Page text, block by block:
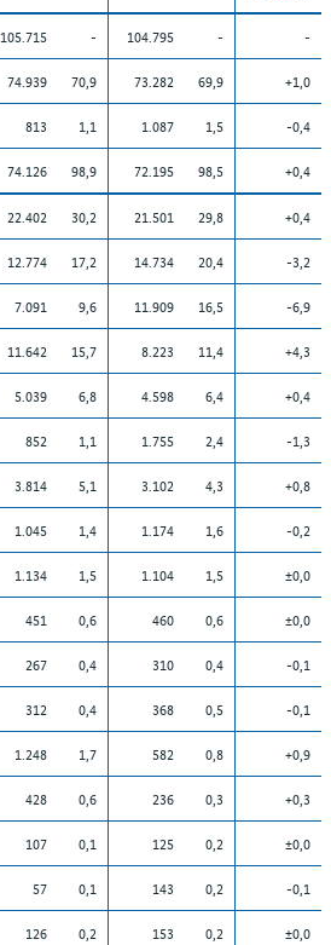
105.715 - 104.795 - -
74.939 70,9 73.282 69,9 +1,0
813 1,1 1.087 1,5 -0,4
74.126 98,9 72.195 98,5 +0,4
22.402 30,2 21.501 29,8 +0,4
12.774 17,2 14.734 20,4 -3,2
7.091 9,6 11.909 16,5 -6,9
11.642 15,7 8.223 11,4 +4,3
5.039 6,8 4.598 6,4 +0,4
852 1,1 1.755 2,4 -1,3
3.814 5,1 3.102 4,3 +0,8
1.045 1,4 1.174 1,6 -0,2
1.134 1,5 1.104 1,5 ±0,0
451 0,6 460 0,6 ±0,0
267 0,4 310 0,4 -0,1
312 0,4 368 0,5 -0,1
1.248 1,7 582 0,8 +0,9
428 0,6 236 0,3 +0,3
107 0,1 125 0,2 ±0,0
57 0,1 143 0,2 -0,1
126 0,2 153 0,2 ±0,0